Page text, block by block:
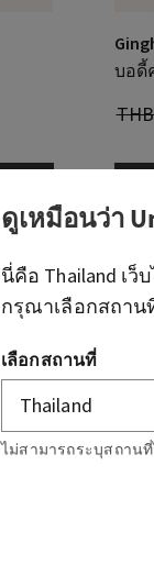
บอดี้
ดูเหมือนว่า
นี่คือ Thailand เว็
กรุณาเลือกสถาน
เลือกสถานที่
ไม่สามารถระบุสถาน